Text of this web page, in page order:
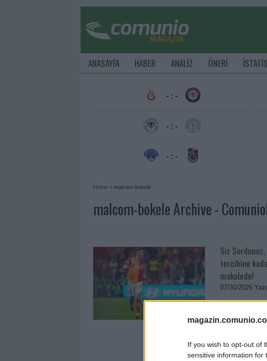
If you wish to opt-out of
sensitive information for
ANASAYFA HABER ANALİZ ÖNERİ
- : -
- : -
- : -
Home » malcom-bokele
malcom-bokele Archive -
Siz
tercihine
makalede!
07/30/2026
İlk soru-cevap
olur mu?